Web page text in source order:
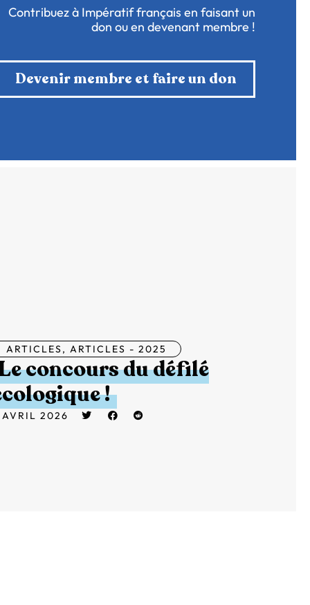
Contribuez à Impératif français en faisant un
don ou en devenant membre !
Devenir membre et faire un don
ARTICLES, ARTICLES - 2025
concours du défilé
!
2026